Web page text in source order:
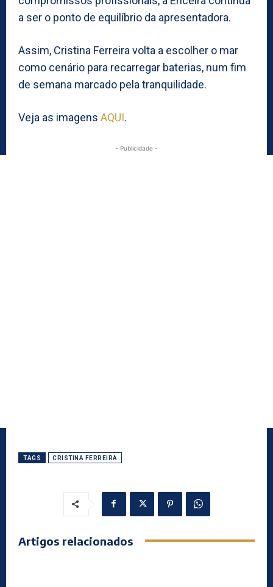
a ser o ponto de equilíbrio da apresentadora.
Assim, Cristina Ferreira volta a escolher o mar
como cenário para recarregar baterias, num fim
de semana marcado pela tranquilidade.
Veja as imagens AQUI.
- Publicidade -
TAGS CRISTINA FERREIRA
Artigos relacionados